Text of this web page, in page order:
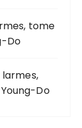
tome
Do
larmes,
Do